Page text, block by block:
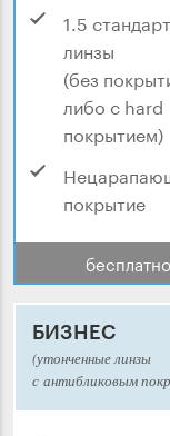
1.5
линзы
(без
либо с hard
покрытием)
покрытие
бесплатно
БИЗНЕС
(утонченные линзы
с антибликовым